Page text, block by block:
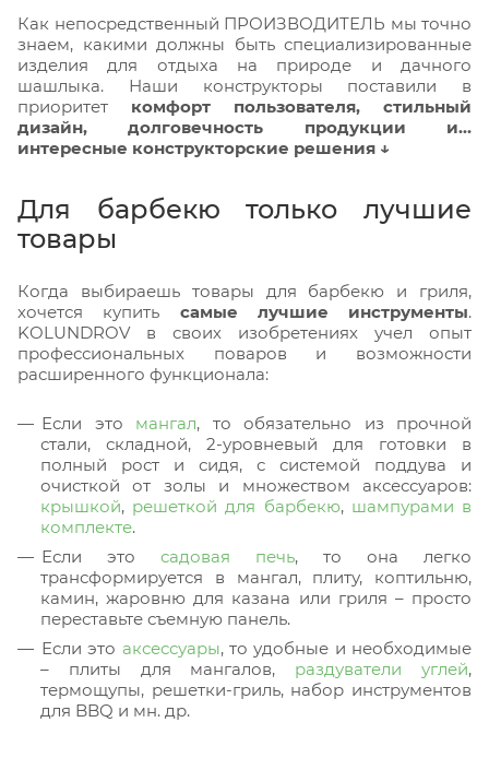
Как непосредственный ПРОИЗВОДИТЕЛЬ мы точно
знаем, какими должны быть специализированные
изделия для отдыха на природе и дачного
шашлыка. Наши конструкторы поставили в
приоритет комфорт пользователя, стильный
дизайн, долговечность продукции и…
интересные конструкторские решения ↓
Для барбекю только лучшие
товары
Когда выбираешь товары для барбекю и гриля,
хочется купить самые лучшие инструменты.
KOLUNDROV в своих изобретениях учел опыт
профессиональных поваров и возможности
расширенного функционала:
Если это мангал, то обязательно из прочной
стали, складной, 2-уровневый для готовки в
полный рост и сидя, с системой поддува и
очисткой от золы и множеством аксессуаров:
крышкой, решеткой для барбекю, шампурами в
комплекте.
Если это садовая печь, то она легко
трансформируется в мангал, плиту, коптильню,
камин, жаровню для казана или гриля – просто
переставьте съемную панель.
Если это аксессуары, то удобные и необходимые
– плиты для мангалов, раздуватели углей,
термощупы, решетки-гриль, набор инструментов
для BBQ и мн. др.